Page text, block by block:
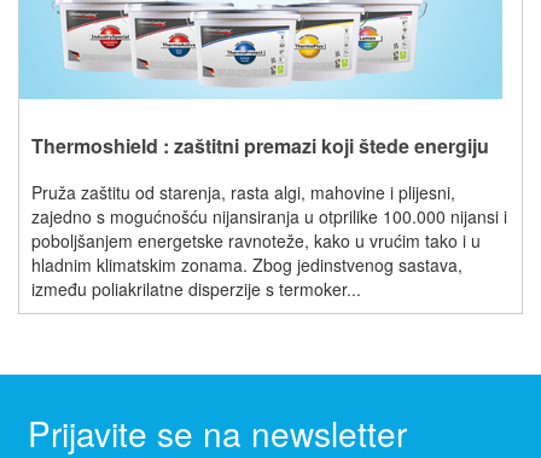
Thermoshield : zaštitni premazi koji štede energiju
Pruža zaštitu od starenja, rasta algi, mahovine i plijesni,
zajedno s mogućnošću nijansiranja u otprilike 100.000 nijansi i
poboljšanjem energetske ravnoteže, kako u vrućim tako i u
hladnim klimatskim zonama. Zbog jedinstvenog sastava,
između poliakrilatne disperzije s termoker...
Prijavite se na newsletter